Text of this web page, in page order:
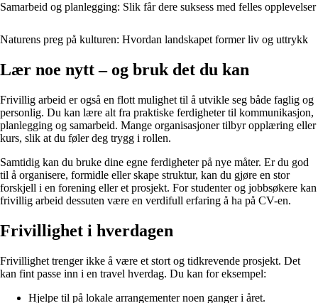
Samarbeid og planlegging: Slik får dere suksess med felles opplevelser
Naturens preg på kulturen: Hvordan landskapet former liv og uttrykk
Lær noe nytt – og bruk det du kan
Frivillig arbeid er også en flott mulighet til å utvikle seg både faglig og
personlig. Du kan lære alt fra praktiske ferdigheter til kommunikasjon,
planlegging og samarbeid. Mange organisasjoner tilbyr opplæring eller
kurs, slik at du føler deg trygg i rollen.
Samtidig kan du bruke dine egne ferdigheter på nye måter. Er du god
til å organisere, formidle eller skape struktur, kan du gjøre en stor
forskjell i en forening eller et prosjekt. For studenter og jobbsøkere kan
frivillig arbeid dessuten være en verdifull erfaring å ha på CV-en.
Frivillighet i hverdagen
Frivillighet trenger ikke å være et stort og tidkrevende prosjekt. Det
kan fint passe inn i en travel hverdag. Du kan for eksempel:
Hjelpe til på lokale arrangementer noen ganger i året.